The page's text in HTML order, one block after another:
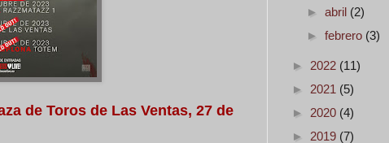
de Toros de Las Ventas, 27 de
► abril (2)
► febrero (3)
► 2022 (11)
► 2021 (5)
► 2020 (4)
► 2019 (7)